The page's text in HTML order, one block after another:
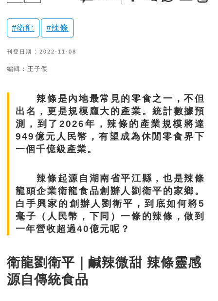
衛龍 辣條
刊登日期 : 2022-11-08
編輯︰王子傑
辣條是內地最常見的零食之一，不但
出名，更是規模龐大的產業。統計數據預
測，到了2026年，辣條的產業規模將達
949億元人民幣，有望成為休閒零食界下
一個千億級產業。
辣條起源自湖南省平江縣，也是辣條
龍頭企業衛龍食品創辦人劉衛平的家鄉。
白手興家的創辦人劉衛平，到底如何將5
毫子（人民幣，下同）一條的辣條，做到
一年營收超過40億元呢？
衛龍劉衛平｜鹹辣微甜 辣條靈感
源自傳統食品